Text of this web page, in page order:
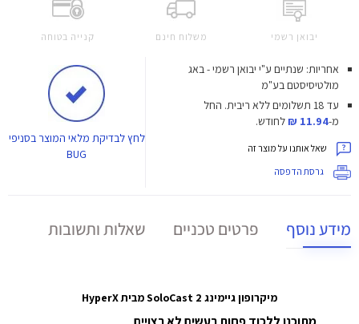
יבואן רשמי משלוח חינם קנייה בטוחה
אחריות: שנתיים ע"י יבואן רשמי - באג
מולטיסיסטם בע"מ
עד 18 תשלומים ללא ריבית.
החל
מ-11.94 ₪ לחודש.
שאל אותנו על מוצר זה
גרסת הדפסה
לחץלבדיקת מלאי המוצר בסניפי
BUG
מידע נוסף פרטים טכניים שאלות ותשובות
מיקרופון גיימינג SoloCast 2 מבית HyperX